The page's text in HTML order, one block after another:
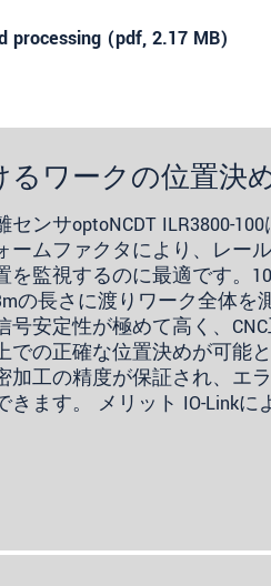
processing (pdf, 2.17 MB)
るワークの位置決
ンサoptoNCDT ILR3800-100
ームファクタにより、レー
を監視するのに最適です。
の長さに渡りワーク全体を
号安定性が極めて高く、
での正確な位置決めが可能
加工の精度が保証され、エ
ます。 メリット IO-Linkに